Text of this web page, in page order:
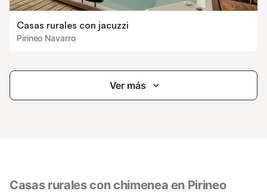
Casas rurales con jacuzzi
Pirineo Navarro
Ver más
Casas rurales con chimenea en Pirineo